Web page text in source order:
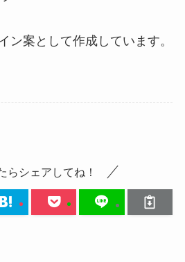
ン案として作成しています。
らシェアしてね！